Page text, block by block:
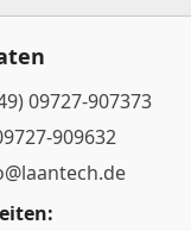
09727-907373
909632